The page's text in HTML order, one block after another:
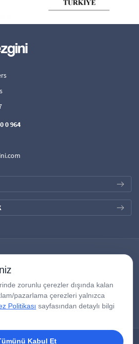
0 964
zorunlu çerezler dışında kalan
pazarlama çerezleri yalnızca
Politikası sayfasından detaylı bilgi
Kabul Et